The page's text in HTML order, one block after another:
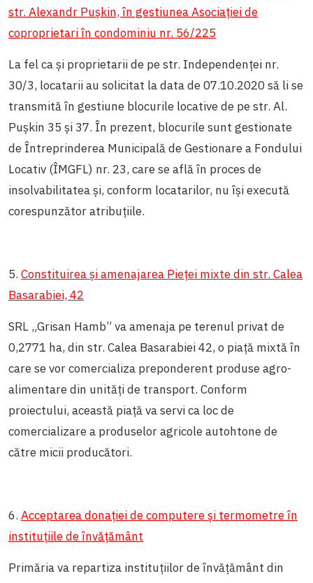
str. Alexandr Pușkin, în gestiunea Asociației de
coproprietari în condominiu nr. 56/225
La fel ca și proprietarii de pe str. Independenței nr.
30/3, locatarii au solicitat la data de 07.10.2020 să li se
transmită în gestiune blocurile locative de pe str. Al.
Pușkin 35 și 37. În prezent, blocurile sunt gestionate
de Întreprinderea Municipală de Gestionare a Fondului
Locativ (ÎMGFL) nr. 23, care se află în proces de
insolvabilitatea și, conform locatarilor, nu își execută
corespunzător atribuțiile.
5. Constituirea și amenajarea Pieței mixte din str. Calea
Basarabiei, 42
SRL „Grisan Hamb” va amenaja pe terenul privat de
0,2771 ha, din str. Calea Basarabiei 42, o piață mixtă în
care se vor comercializa preponderent produse agro-
alimentare din unități de transport. Conform
proiectului, această piață va servi ca loc de
comercializare a produselor agricole autohtone de
către micii producători.
6. Acceptarea donației de computere și termometre în
instituțiile de învățământ
Primăria va repartiza instituțiilor de învățământ din